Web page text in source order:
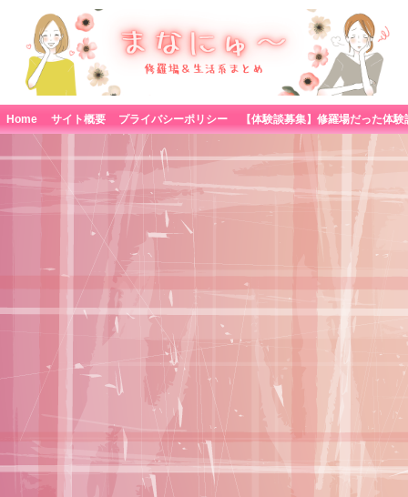
Home サイト概要 プライバシーポリシー